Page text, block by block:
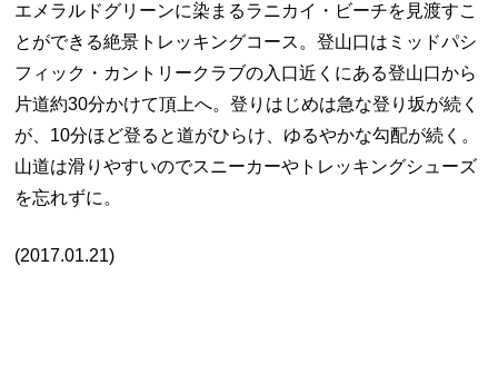
エメラルドグリーンに染まるラニカイ・ビーチを見渡すこ
とができる絶景トレッキングコース。登山口はミッドパシ
フィック・カントリークラブの入口近くにある登山口から
片道約30分かけて頂上へ。登りはじめは急な登り坂が続く
が、10分ほど登ると道がひらけ、ゆるやかな勾配が続く。
山道は滑りやすいのでスニーカーやトレッキングシューズ
を忘れずに。
(2017.01.21)